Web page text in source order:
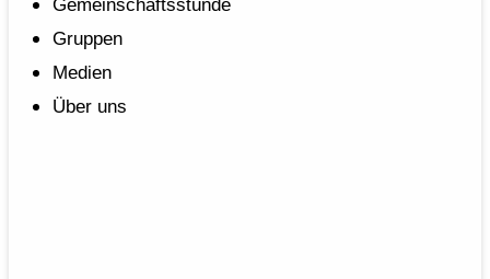
Gemeinschaftsstunde
Gruppen
Medien
Über uns